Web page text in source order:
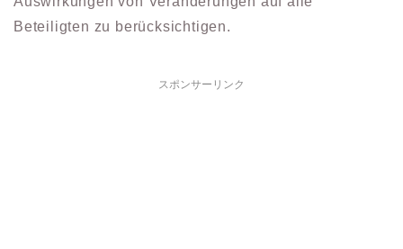
Beteiligten zu berücksichtigen.
スポンサーリンク